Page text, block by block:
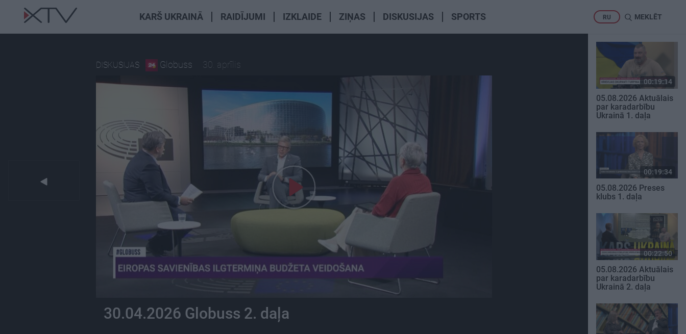
KARŠ UKRAINĀ RAIDĪJUMI IZKLAIDE ZIŅAS DISKUSIJAS SPORTS RU MEKLĒT
DISKUSIJAS Globuss 30. aprīlis
30.04.2026 Globuss 2. daļa
00:19:14
05.08.2026 Aktuālais
par karadarbību
Ukrainā 1. daļa
00:19:34
05.08.2026 Preses
klubs 1. daļa
00:22:50
05.08.2026 Aktuālais
par karadarbību
Ukrainā 2. daļa